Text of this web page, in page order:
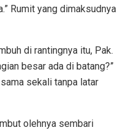
Rumit yang dimaksudnya
di rantingnya itu, Pak.
besar ada di batang?”
sekali tanpa latar
olehnya sembari